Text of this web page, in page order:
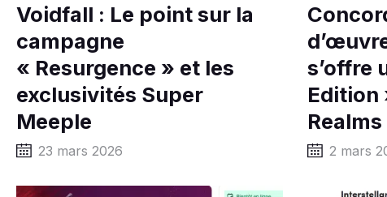
Voidfall : Le point sur la
campagne
« Resurgence » et les
exclusivités Super
Meeple
23 mars 2026
s’offre
Edition
Realms
2 mars